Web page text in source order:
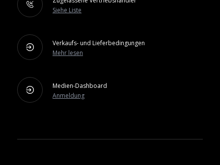
Siehe Liste
Verkaufs- und Lieferbedingungen
Mehr lesen
Medien-Dashboard
Anmeldung